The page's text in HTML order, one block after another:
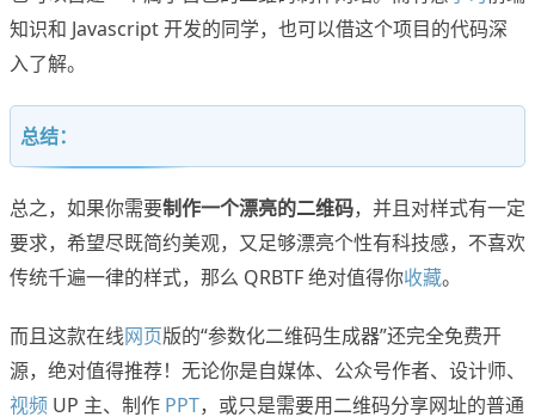
知识和 Javascript 开发的同学，也可以借这个项目的代码深
入了解。
总结：
总之，如果你需要制作一个漂亮的二维码，并且对样式有一定
要求，希望尽既简约美观，又足够漂亮个性有科技感，不喜欢
传统千遍一律的样式，那么 QRBTF 绝对值得你收藏。
而且这款在线网页版的“参数化二维码生成器”还完全免费开
源，绝对值得推荐！无论你是自媒体、公众号作者、设计师、
视频 UP 主、制作 PPT，或只是需要用二维码分享网址的普通